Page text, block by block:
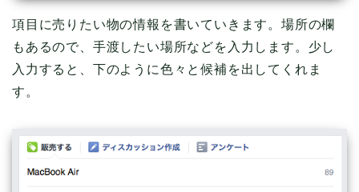
項目に売りたい物の情報を書いていきます。場所の欄
もあるので、手渡したい場所などを入力します。少し
入力すると、下のように色々と候補を出してくれま
す。